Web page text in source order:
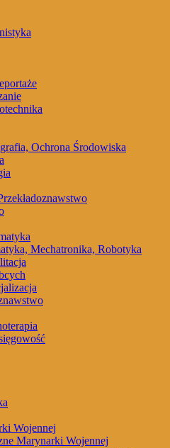
Ochrona Środowiska
Mechatronika, Robotyka
Wojennej
Marynarki Wojennej